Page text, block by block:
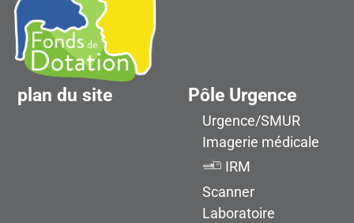
plan du site Pôle Urgence
Urgence/SMUR
Imagerie médicale
IRM
Scanner
Laboratoire